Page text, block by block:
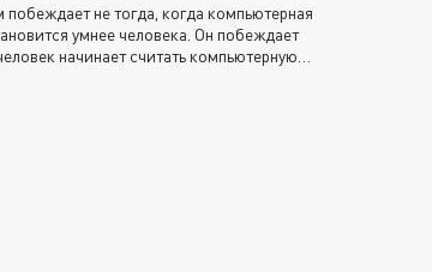
не тогда, когда компьютерная
умнее человека. Он побеждает
начинает считать компьютерную